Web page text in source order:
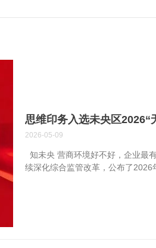
思维印务入选未央区2026“
2026-05-09
知未央 营商环境好不好，企业最
续深化综合监管改革，公布了2026